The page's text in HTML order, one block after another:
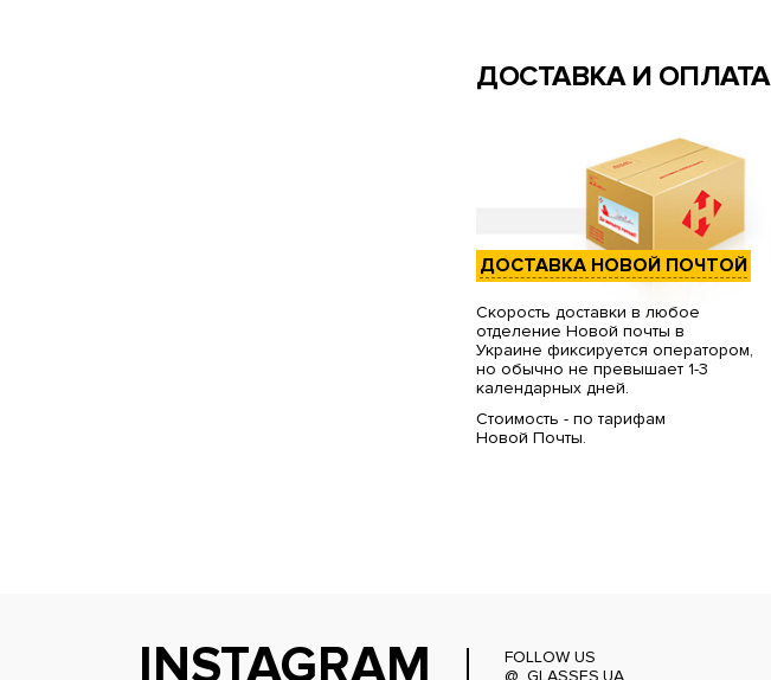
ДОСТАВКА И ОПЛАТА
ДОСТАВКА НОВОЙ ПОЧТОЙ
Скорость доставки в любое
отделение Новой почты в
Украине фиксируется оператором,
но обычно не превышает 1-3
календарных дней.
Стоимость - по тарифам
Новой Почты.
INSTAGRAM
FOLLOW US